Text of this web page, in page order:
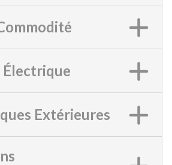
Électrique
Extérieures